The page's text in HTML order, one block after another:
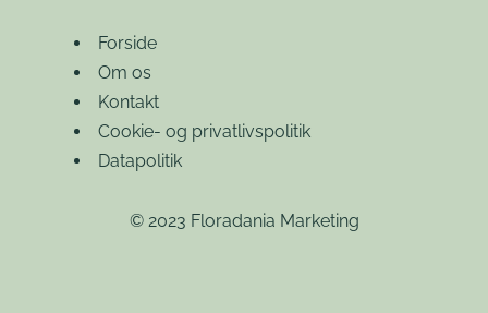
Forside
Om os
Kontakt
Cookie- og privatlivspolitik
Datapolitik
© 2023 Floradania Marketing